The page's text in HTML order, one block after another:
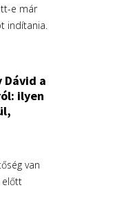
e már
indítania.
a
ilyen
van
előtt